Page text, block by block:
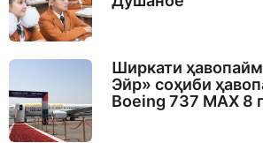
Ширкати
Эйр» соҳиби
Boeing 737 MAX 8